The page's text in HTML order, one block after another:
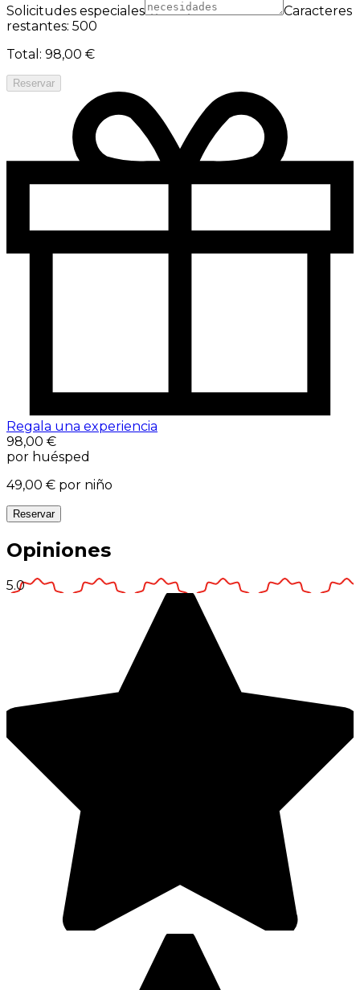
Solicitudes especiales
Caracteres
restantes: 500
Total : 98,00 €
Reservar
Regala una experiencia
98,00 €
por huésped
49,00 € por niño
Reservar
Opiniones
5.0